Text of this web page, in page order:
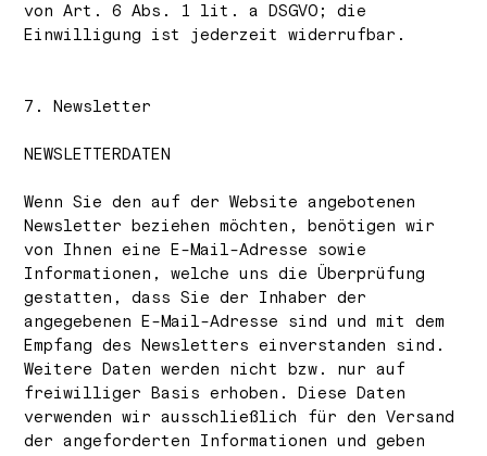
von Art. 6 Abs. 1 lit. a DSGVO; die
Einwilligung ist jederzeit widerrufbar.
7. Newsletter
NEWSLETTER­DATEN
Wenn Sie den auf der Website angebotenen
Newsletter beziehen möchten, benötigen wir
von Ihnen eine E-Mail-Adresse sowie
Informationen, welche uns die Überprüfung
gestatten, dass Sie der Inhaber der
angegebenen E-Mail-Adresse sind und mit dem
Empfang des Newsletters einverstanden sind.
Weitere Daten werden nicht bzw. nur auf
freiwilliger Basis erhoben. Diese Daten
verwenden wir ausschließlich für den Versand
der angeforderten Informationen und geben